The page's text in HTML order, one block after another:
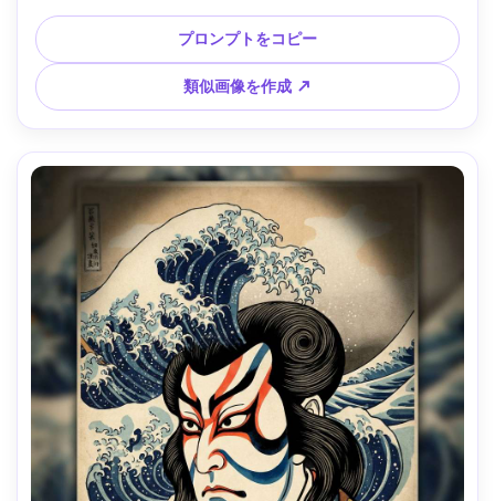
ルジア、木版画の登録感、優美な構図、85mmレンズ、浅い
被写界深度、柔らかい映画照明 --ar 4:5
プロンプトをコピー
類似画像を作成 ↗